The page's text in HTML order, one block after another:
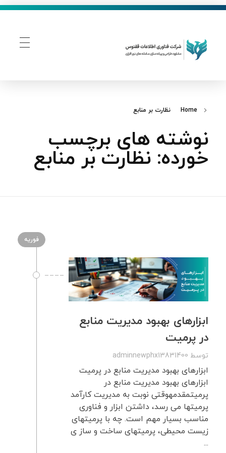
Home نظارت بر منابع
نوشته های برچسب
خورده: نظارت بر منابع
فوریه
ابزارهای بهبود مدیریت منابع
در پرمیت
توسط adminnewphx13831400
ابزارهای بهبود مدیریت منابع در پرمیت
ابزارهای بهبود مدیریت منابع در
پرمیتمقدمهوقتی نوبت به مدیریت کارآمد
پرمیتها می رسد، داشتن ابزار و فناوری
مناسب بسیار مهم است. چه با پرمیتهای
زیست محیطی، پرمیتهای ساخت و ساز ی
...